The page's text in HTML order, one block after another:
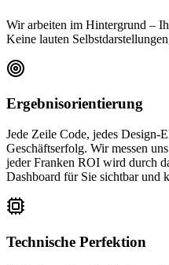
Wir arbeiten im Hintergrund –
Keine lauten
Ergebnisorientierung
Jede Zeile Code, jedes Design-
Geschäftserfolg. Wir messen
jeder Franken ROI wird durch
Dashboard für Sie sichtbar und
Technische Perfektion